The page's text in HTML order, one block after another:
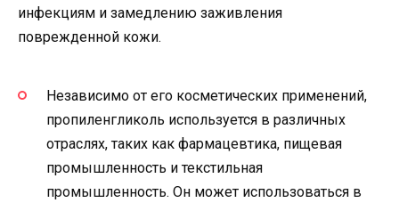
инфекциям и замедлению заживления
поврежденной кожи.
Независимо от его косметических применений,
пропиленгликоль используется в различных
отраслях, таких как фармацевтика, пищевая
промышленность и текстильная
промышленность. Он может использоваться в